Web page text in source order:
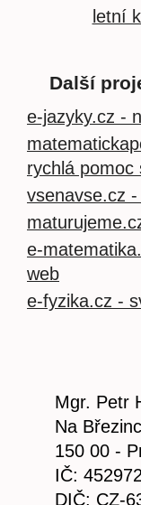
letní
Další
e-jazyky.cz -
rychlá pomoc
vsenavse.cz
e-
web
e-fyzika.cz -
Mgr. Petr
Na
150 00 -
IČ:
DIČ: CZ-